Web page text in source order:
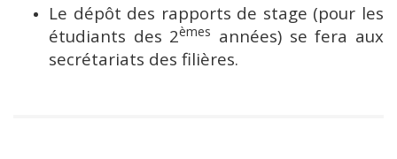
Le dépôt des rapports de stage (pour les
étudiants des 2èmes années) se fera aux
secrétariats des filières.